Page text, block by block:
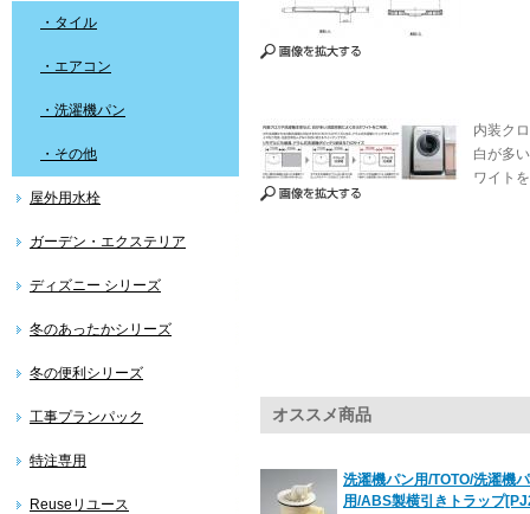
・タイル
・エアコン
・洗濯機パン
・その他
屋外用水栓
ガーデン・エクステリア
ディズニー シリーズ
冬のあったかシリーズ
冬の便利シリーズ
工事プランパック
特注専用
Reuseリユース
内装ク
白が多
ワイト
オススメ商品
洗濯機パン用/TOTO/洗濯機
用/ABS製横引きトラップ